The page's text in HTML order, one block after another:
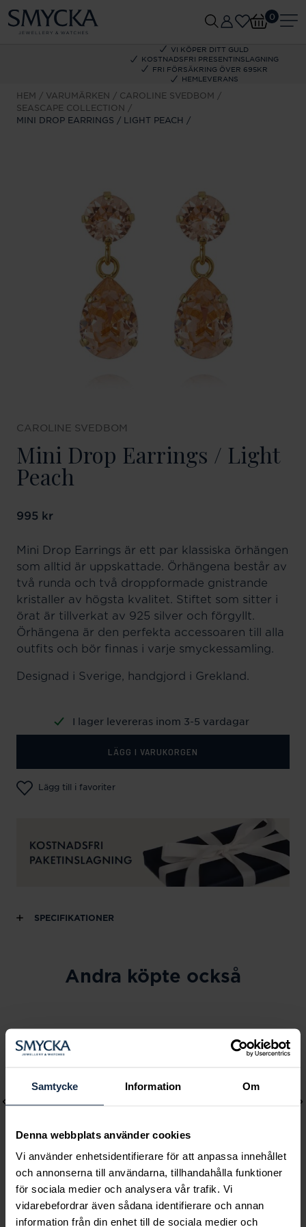
Samtycke Information Om
Denna webbplats använder cookies
Vi använder enhetsidentifierare för att anpassa innehållet
och annonserna till användarna, tillhandahålla funktioner
för sociala medier och analysera vår trafik. Vi
vidarebefordrar även sådana identifierare och annan
information från din enhet till de sociala medier och
VI KÖPER DITT GULD
KOSTNADSFRI PRESENTINSLAGNING
FRI FÖRSÄKRING ÖVER 695KR
HEMLEVERANS
0
HEM VARUMÄRKEN
CAROLINE SVEDBOM
SEASCAPE COLLECTION
MINI DROP EARRINGS / LIGHT PEACH
CAROLINE SVEDBOM
Mini Drop Earrings / Light
Peach
Pris :995 kr
995 kr
Mini Drop Earrings är ett par klassiska örhängen
som alltid är uppskattade. Örhängena består av
två runda och två droppformade gnistrande
kristaller av högsta kvalitet. Stiftet som sitter i
örat är tillverkat av 925 silver och förgyllt.
Örhängena är den perfekta accessoaren till alla
outfits och bör finnas i varje smyckessamling.
Designad i Sverige, handgjord i Grekland.
I lager levereras inom 3-5 vardagar
LÄGG I VARUKORGEN
Lägg till i favoriter
SPECIFIKATIONER
Andra köpte också
Lily and Rose
Emily pearl bracelet -
Mockberg
Royal Watch 28 mm